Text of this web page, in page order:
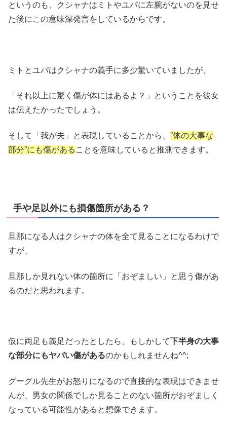
というのも、クシャナはミトやユパに左腕がないのを見せ
た後にこの意味深発言をしているからです。
ミトとユパはクシャナの義手に多少驚いていましたが、
「それ以上に驚く傷が体にはあるよ？」ということを彼女
は伝えたかったでしょう。
そして「我が夫」と表現していることから、 ”体の大事な
部分”にも傷がある ことを意味していると推測できます。
手や足以外にも損傷箇所がある？
旦那になる人はクシャナの体を全て見ることになるわけで
すが、
旦那しか見れない体の箇所に「おぞましい」と思う傷があ
るのだと思われます。
仮に両足も義足だったとしたら、もしかして 下半身の大事
な部分にもヤバい傷があるのかもしれませんね^^;
グーグル先生がお怒りになるので直接的な表現はできませ
んが、男女の関係でしか見ることのない箇所がおぞましく
なっている可能性があると想像できます。